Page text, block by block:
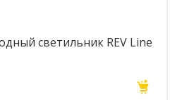
светильник REV Line